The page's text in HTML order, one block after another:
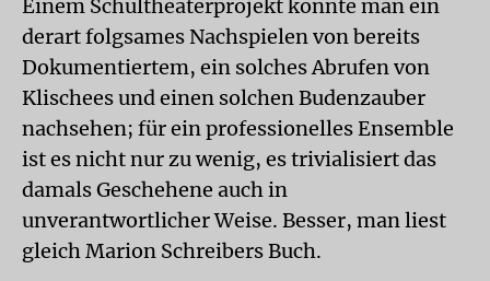
Einem Schultheaterprojekt könnte man ein
derart folgsames Nachspielen von bereits
Dokumentiertem, ein solches Abrufen von
Klischees und einen solchen Budenzauber
nachsehen; für ein professionelles Ensemble
ist es nicht nur zu wenig, es trivialisiert das
damals Geschehene auch in
unverantwortlicher Weise. Besser, man liest
gleich Marion Schreibers Buch.